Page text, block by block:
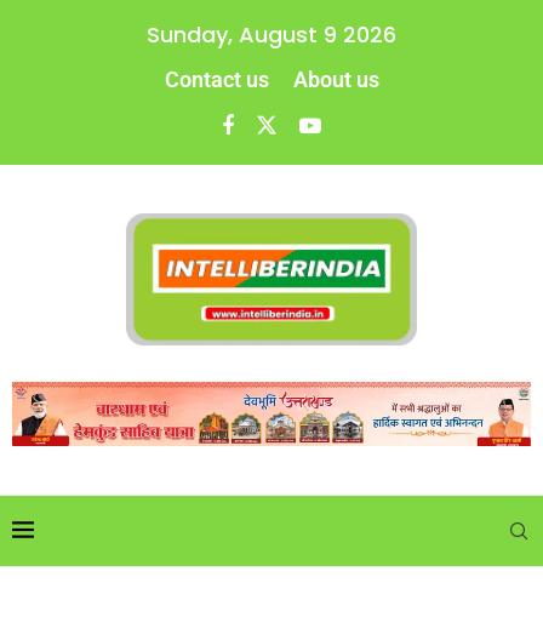
Sunday, August 9 2026
Contact us About us